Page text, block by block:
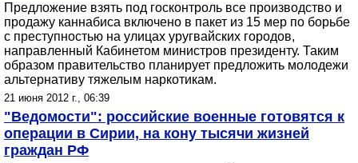
Предложение взять под госконтроль все производство и
продажу каннабиса включено в пакет из 15 мер по борьбе
с преступностью на улицах уругвайских городов,
направленный Кабинетом министров президенту. Таким
образом правительство планирует предложить молодежи
альтернативу тяжелым наркотикам.
21 июня 2012 г., 06:39
"Ведомости": российские военные готовятся к
операции в Сирии, на кону тысячи жизней
граждан РФ